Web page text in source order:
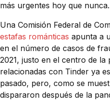
más urgentes hoy que nunca.
Una Comisión Federal de
estafas románticas apunta a
en el número de casos de
2021, justo en el centro de la
relacionadas con Tinder ya
pasado, pero, como se
dispararon después de la